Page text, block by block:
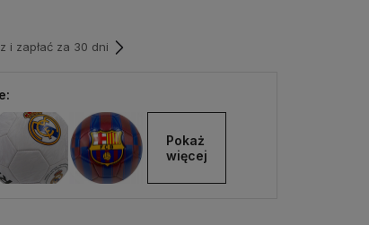
i zapłać za 30 dni
Pokaż
więcej